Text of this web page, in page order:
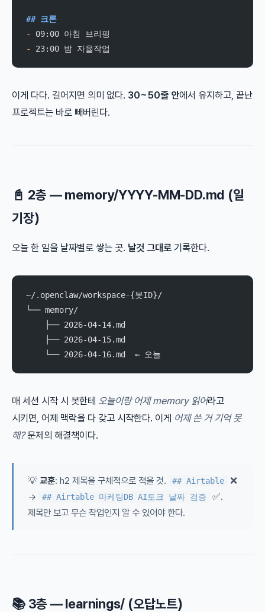
## 크론
-
09:00 아침 브리핑
-
23:00 밤 자율작업
이게 다다. 길어지면 의미 없다. 30~50줄 안에서 유지하고, 끝난
프로젝트는 바로 빼버린다.
📓 2층 — memory/YYYY-MM-DD.md (일
기장)
오늘 한 일을 날짜별로 쌓는 곳. 날것 그대로 기록한다.
~/.openclaw/workspace-{봇ID}/
└── memory/
    ├── 2026-04-14.md
    ├── 2026-04-15.md
    └── 2026-04-16.md  ← 오늘
매 세션 시작 시 봇한테 오늘이랑 어제 memory 읽어라고
시키면, 어제 맥락을 다 갖고 시작한다. 이게 어제 쓴 거 기억 못
해?문제의 해결책이다.
💡 교훈: h2 제목을 구체적으로 적을 것. ## Airtable
❌
→
## Airtable 마케팅DB AI토크 날짜 검증
✅.
제목만 보고 무슨 작업인지 알 수 있어야 한다.
📚 3층 — learnings/ (오답노트)